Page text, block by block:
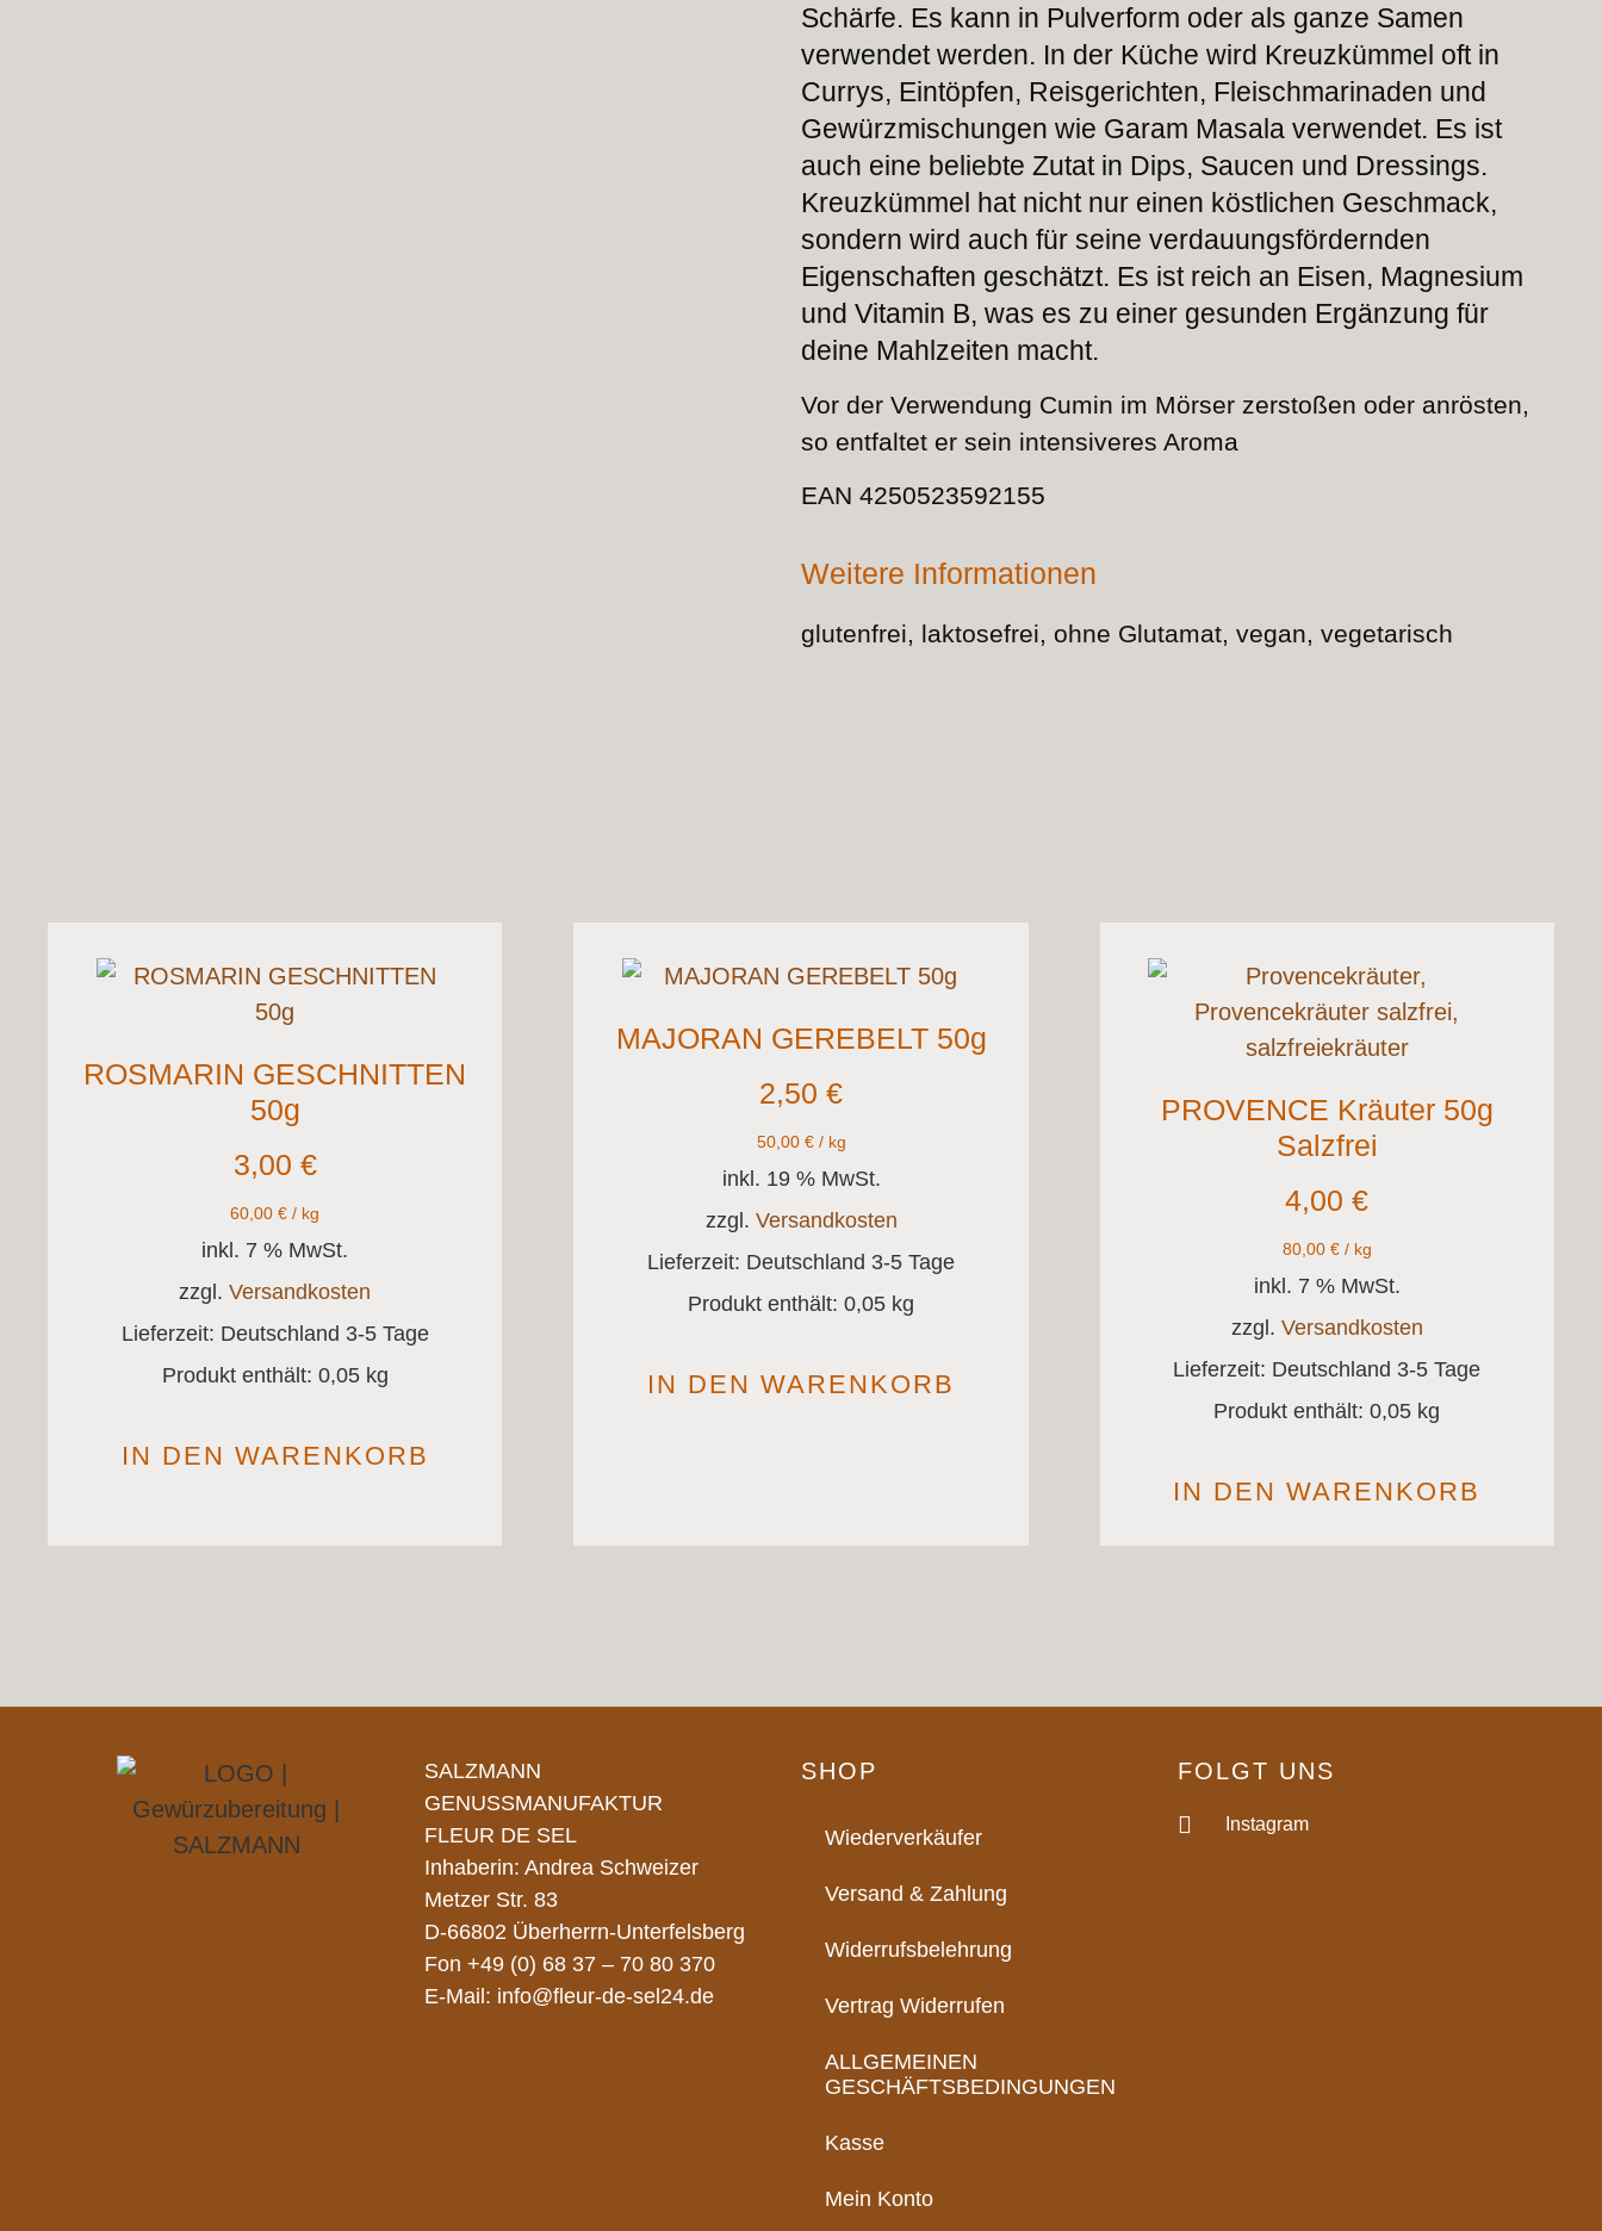
Schärfe. Es kann in Pulverform oder als ganze Samen
verwendet werden. In der Küche wird Kreuzkümmel oft in
Currys, Eintöpfen, Reisgerichten, Fleischmarinaden und
Gewürzmischungen wie Garam Masala verwendet. Es ist
auch eine beliebte Zutat in Dips, Saucen und Dressings.
Kreuzkümmel hat nicht nur einen köstlichen Geschmack,
sondern wird auch für seine verdauungsfördernden
Eigenschaften geschätzt. Es ist reich an Eisen, Magnesium
und Vitamin B, was es zu einer gesunden Ergänzung für
deine Mahlzeiten macht.
Vor der Verwendung Cumin im Mörser zerstoßen oder anrösten,
so entfaltet er sein intensiveres Aroma
EAN 4250523592155
Weitere Informationen
glutenfrei, laktosefrei, ohne Glutamat, vegan, vegetarisch
ROSMARIN GESCHNITTEN
50g
3,00 €
60,00€ / kg
inkl. 7 % MwSt.
zzgl.Versandkosten
Lieferzeit: Deutschland 3-5 Tage
Produkt enthält: 0,05 kg
IN DEN WARENKORB
MAJORAN GEREBELT 50g
2,50 €
50,00 €/ kg
inkl. 19 % MwSt.
zzgl. Versandkosten
Lieferzeit: Deutschland 3-5 Tage
Produkt enthält: 0,05 kg
IN DEN WARENKORB
PROVENCE Kräuter 50g
Salzfrei
4,00€
80,00 €/ kg
inkl. 7 % MwSt.
zzgl. Versandkosten
Lieferzeit: Deutschland 3-5 Tage
Produkt enthält: 0,05 kg
IN DEN WARENKORB
SALZMANN
GENUSSMANUFAKTUR
FLEUR DE SEL
Inhaberin: Andrea Schweizer
Metzer Str. 83
D-66802 Überherrn-Unterfelsberg
Fon+49 (0) 68 37 – 70 80 370
E-Mail: info@fleur-de-sel24.de
SHOP
Wiederverkäufer
Versand & Zahlung
Widerrufsbelehrung
Vertrag Widerrufen
ALLGEMEINEN
GESCHÄFTSBEDINGUNGEN
Kasse
Mein Konto
FOLGT UNS
Instagram